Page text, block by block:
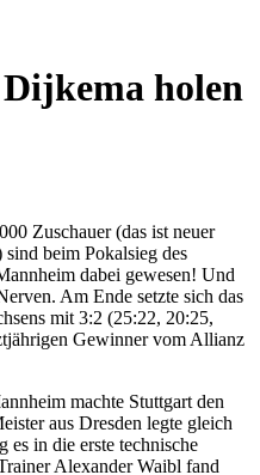
holen
Zuschauer (das ist neuer
beim Pokalsieg des
dabei gewesen! Und
Am Ende setzte sich das
mit 3:2 (25:22, 20:25,
Gewinner vom Allianz
machte Stuttgart den
aus Dresden legte gleich
in die erste technische
Alexander Waibl fand